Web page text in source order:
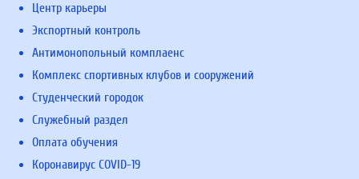
Центр карьеры
Экспортный контроль
Антимонопольный комплаенс
Комплекс спортивных клубов и сооружений
Студенческий городок
Служебный раздел
Оплата обучения
Коронавирус COVID-19